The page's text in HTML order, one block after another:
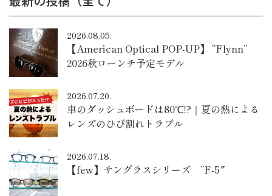
2026.08.05.
【American Optical POP-UP】 “Flynn”
2026秋ローンチ予定モデル
2026.07.20.
車のダッシュボードは80℃!?｜夏の熱による
レンズのひび割れトラブル
2026.07.18.
【few】サングラスシリーズ ”F-5″